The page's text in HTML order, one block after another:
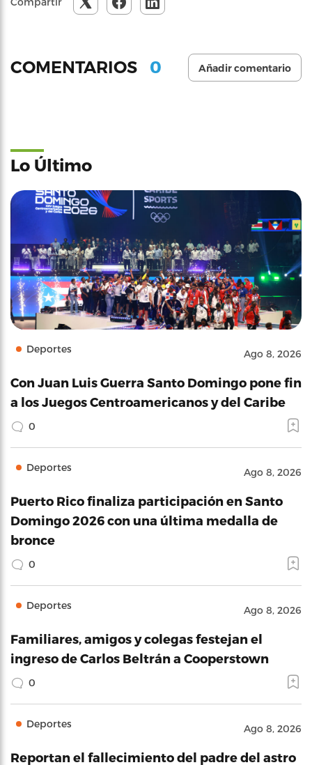
COMENTARIOS 0 Añadir comentario
Lo Último
Deportes Ago 8, 2026
Con Juan Luis Guerra Santo Domingo pone fin
a los Juegos Centroamericanos y del Caribe
0
Deportes Ago 8, 2026
Puerto Rico finaliza participación en Santo
Domingo 2026 con una última medalla de
bronce
0
Deportes Ago 8, 2026
Familiares, amigos y colegas festejan el
ingreso de Carlos Beltrán a Cooperstown
0
Deportes Ago 8, 2026
Reportan el fallecimiento del padre del astro